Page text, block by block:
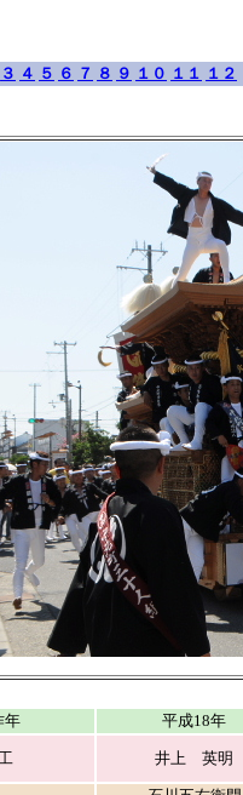
３ ４ ５ ６ ７ ８ ９ １０ １１ １２
年 平成18年
井上 英明